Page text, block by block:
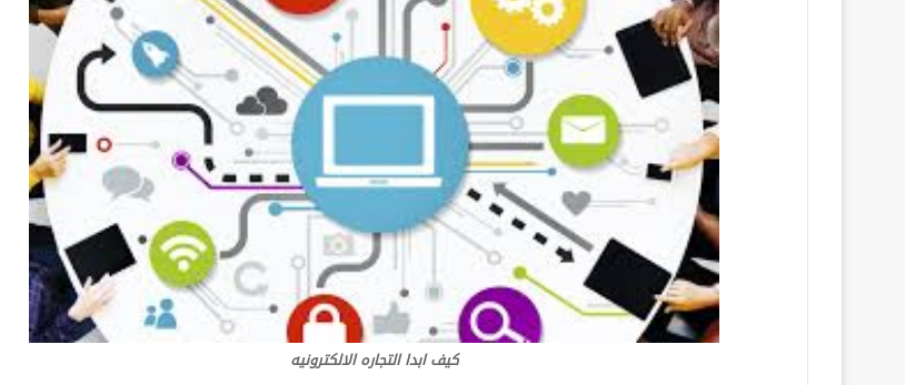
كيف ابدا التجاره الالكترونيه